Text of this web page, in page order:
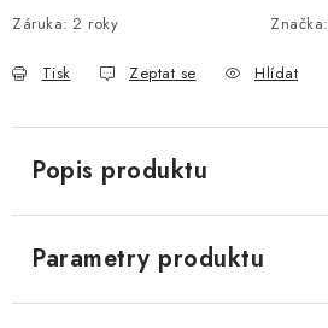
Záruka: 2 roky Značka:
Tisk Zeptat se Hlídat
Popis produktu
Parametry produktu